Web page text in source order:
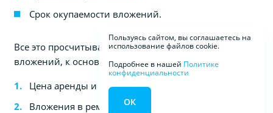
Срок окупаемости вложений.
Все это просчитывается исходя из суммы начальных
вложений, к основным статьям которых относятся:
Цена аренды и оборудования.
Вложения в ремонт помещения.
Пользуясь сайтом, вы соглашаетесь на
использование файлов cookie.
Подробнее в нашей Политике
конфиденциальности
ОК